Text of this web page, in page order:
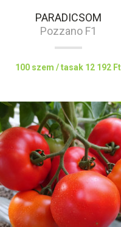
PARADICSOM
Pozzano F1
100 szem / tasak 12 192 Ft